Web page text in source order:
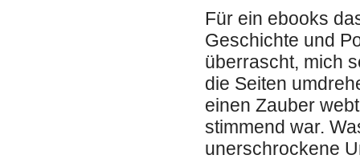
Für ein ebooks
Geschichte und
überrascht, mich
die Seiten
einen Zauber
stimmend war.
unerschrockene